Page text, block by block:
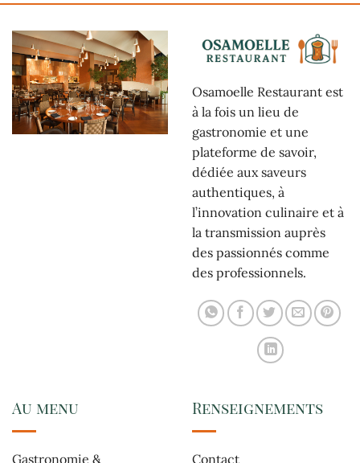
Osamoelle Restaurant est
à la fois un lieu de
gastronomie et une
plateforme de savoir,
dédiée aux saveurs
authentiques, à
l’innovation culinaire et à
la transmission auprès
des passionnés comme
des professionnels.
Au menu
Gastronomie &
Renseignements
Contact